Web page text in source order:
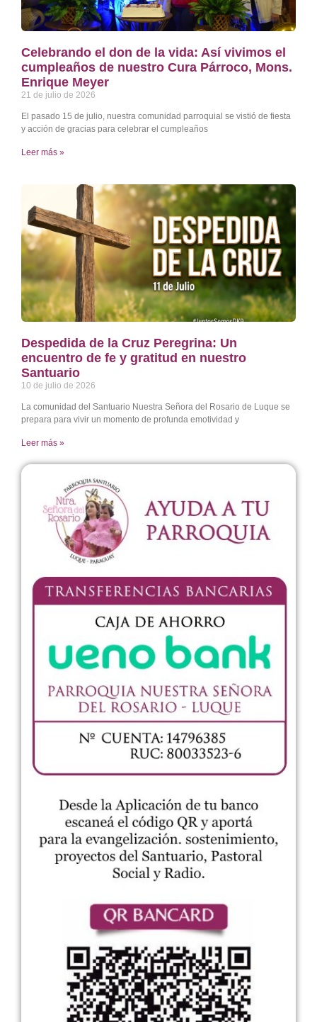
Celebrando el don de la vida: Así vivimos el
cumpleaños de nuestro Cura Párroco, Mons.
Enrique Meyer
21 de julio de 2026
El pasado 15 de julio, nuestra comunidad parroquial se vistió de fiesta
y acción de gracias para celebrar el cumpleaños
Leer más »
Despedida de la Cruz Peregrina: Un
encuentro de fe y gratitud en nuestro
Santuario
10 de julio de 2026
La comunidad del Santuario Nuestra Señora del Rosario de Luque se
prepara para vivir un momento de profunda emotividad y
Leer más »